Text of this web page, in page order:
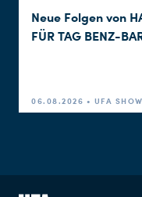
Neue Folgen von
FÜR TAG BENZ-
06.08.2026 • UFA